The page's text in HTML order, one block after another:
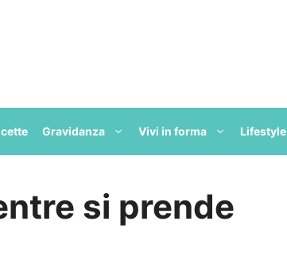
Gravidanza Vivi in forma Lifestyle
si prende